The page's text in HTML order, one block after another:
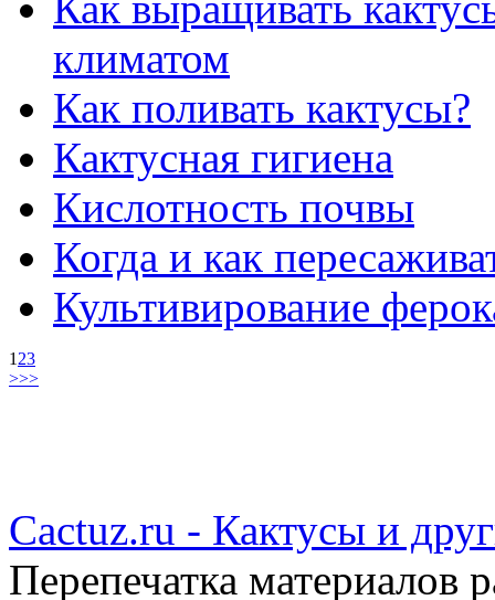
климатом
Как поливать кактусы?
Кактусная гигиена
Кислотность почвы
Когда и как
Культивирование
1 23
>>>
Cactuz.ru - Кактусы и
Перепечатка материалов